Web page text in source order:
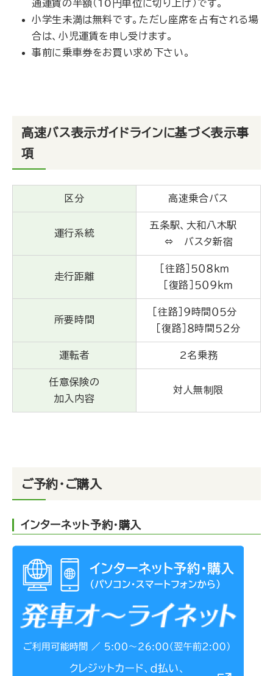
通運賃の半額（10円単位に切り上げ）です。
小学生未満は無料です。ただし座席を占有される場
合は、小児運賃を申し受けます。
事前に乗車券をお買い求め下さい。
高速バス表示ガイドラインに基づく表示事
項
区分 高速乗合バス
運行系統
五条駅、大和八木駅
⇔ バスタ新宿
走行距離
［往路］５０８ｋｍ
［復路］５０９ｋｍ
所要時間
［往路］９時間０５分
［復路］８時間５２分
運転者 2名乗務
任意保険の
加入内容
対人無制限
ご予約・ご購入
インターネット予約・購入